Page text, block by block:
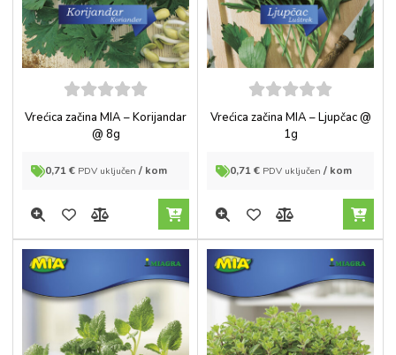
5out of
Vrećica začina MIA – Korijandar
@ 8g
0,71€ PDV uključen / kom
5out of
Vrećica začina MIA – Ljupčac @
1g
0,71€ PDV uključen / kom